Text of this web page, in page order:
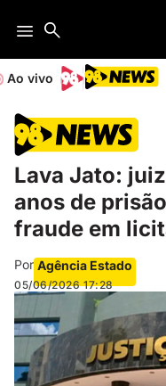
Ao vivo
Lava Jato:
anos de
fraude em
Por Agência Estado
05/06/2026 17:28